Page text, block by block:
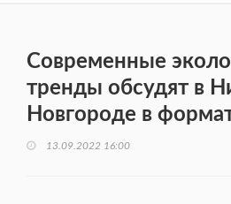
Современные
тренды обсудят в
Новгороде в
13.09.2022 16:00